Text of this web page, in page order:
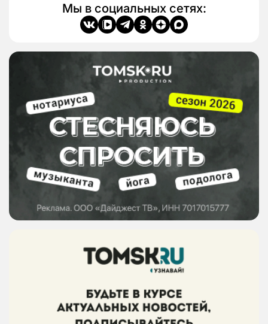
Мы в социальных сетях: